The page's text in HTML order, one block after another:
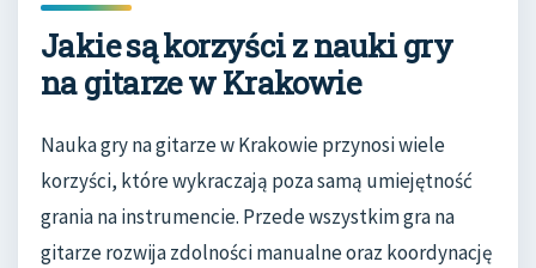
Jakie są korzyści z nauki gry
na gitarze w Krakowie
Nauka gry na gitarze w Krakowie przynosi wiele
korzyści, które wykraczają poza samą umiejętność
grania na instrumencie. Przede wszystkim gra na
gitarze rozwija zdolności manualne oraz koordynację